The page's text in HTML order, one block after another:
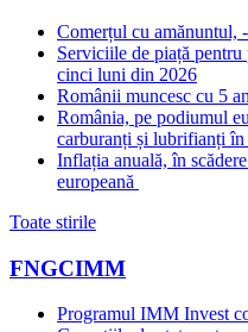
Comerțul cu amănuntul,
Serviciile de piață
cinci luni din 2026
Românii muncesc cu 5
România, pe podiumul
carburanți și lubrifianți
Inflația anuală, în
europeană
Toate stirile
FNGCIMM
Programul IMM Invest